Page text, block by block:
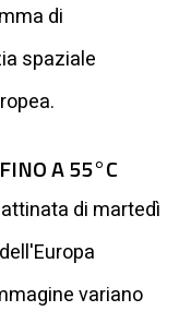
di
spaziale
A 55°C
di martedì
variano